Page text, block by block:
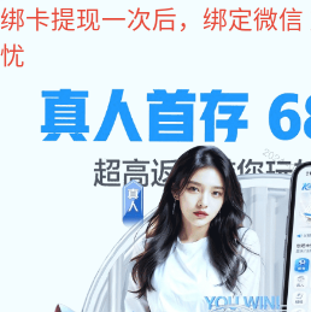
好博体育